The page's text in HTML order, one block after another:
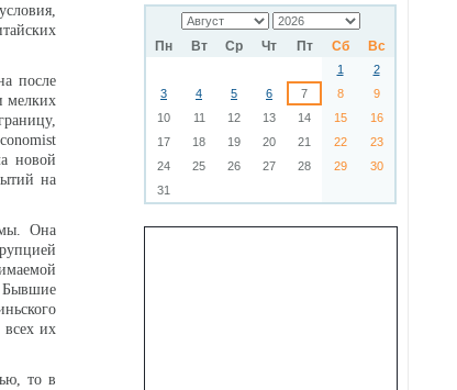
Пн Вт Ср Чт Пт Сб Вс
1
2
3
4 5 6 7 8
9
10
11 12 13 14 15
16
17
18 19 20 21 22
23
24
25 26 27 28 29
30
31
после
мелких
новой
на
Она
Бывшие
всех их
то в